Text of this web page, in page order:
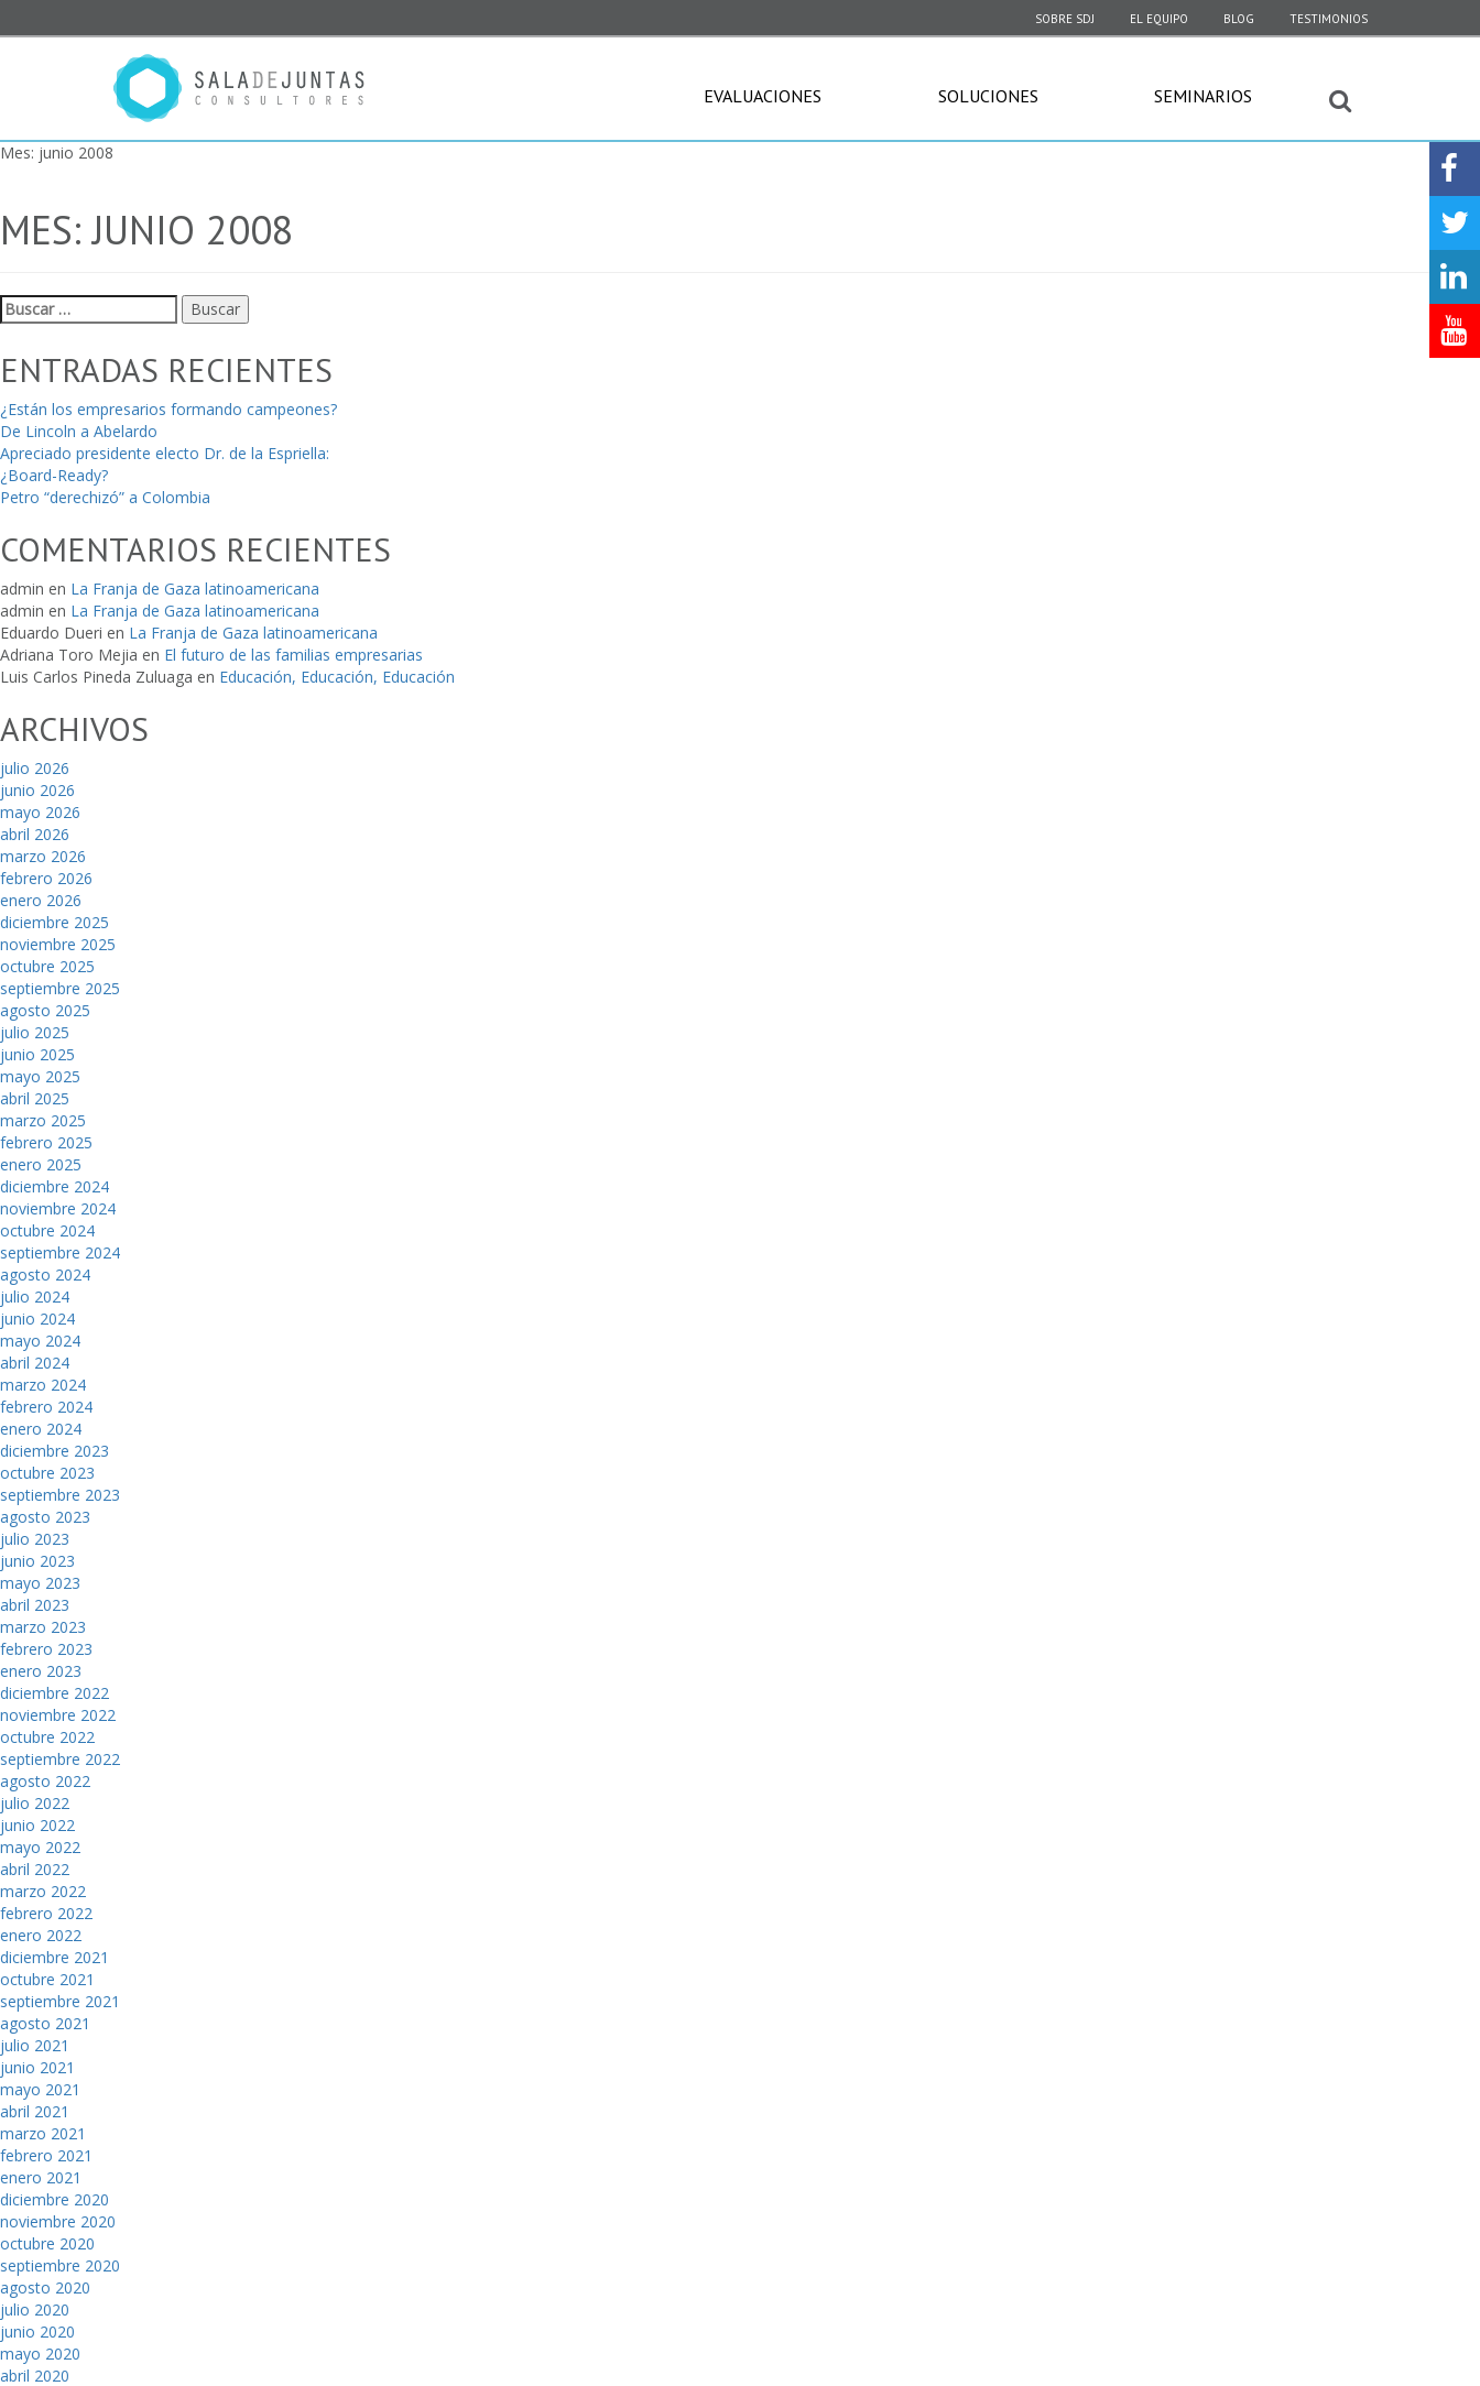
SOBRE SDJ EL EQUIPO BLOG TESTIMONIOS
EVALUACIONES SOLUCIONES SEMINARIOS
Mes: junio 2008
MES:JUNIO 2008
Buscar:
ENTRADAS RECIENTES
¿Están los empresarios formando campeones?
De Lincoln a Abelardo
Apreciado presidente electo Dr. de la Espriella:
¿Board-Ready?
Petro “derechizó” a Colombia
COMENTARIOS RECIENTES
admin en La Franja de Gaza latinoamericana
admin en La Franja de Gaza latinoamericana
Eduardo Dueri en La Franja de Gaza latinoamericana
Adriana Toro Mejia en El futuro de las familias empresarias
Luis Carlos Pineda Zuluaga en Educación, Educación, Educación
ARCHIVOS
julio 2026
junio 2026
mayo 2026
abril 2026
marzo 2026
febrero 2026
enero 2026
diciembre 2025
noviembre 2025
octubre 2025
septiembre 2025
agosto 2025
julio 2025
junio 2025
mayo 2025
abril 2025
marzo 2025
febrero 2025
enero 2025
diciembre 2024
noviembre 2024
octubre 2024
septiembre 2024
agosto 2024
julio 2024
junio 2024
mayo 2024
abril 2024
marzo 2024
febrero 2024
enero 2024
diciembre 2023
octubre 2023
septiembre 2023
agosto 2023
julio 2023
junio 2023
mayo 2023
abril 2023
marzo 2023
febrero 2023
enero 2023
diciembre 2022
noviembre 2022
octubre 2022
septiembre 2022
agosto 2022
julio 2022
junio 2022
mayo 2022
abril 2022
marzo 2022
febrero 2022
enero 2022
diciembre 2021
octubre 2021
septiembre 2021
agosto 2021
julio 2021
junio 2021
mayo 2021
abril 2021
marzo 2021
febrero 2021
enero 2021
diciembre 2020
noviembre 2020
octubre 2020
septiembre 2020
agosto 2020
julio 2020
junio 2020
mayo 2020
abril 2020